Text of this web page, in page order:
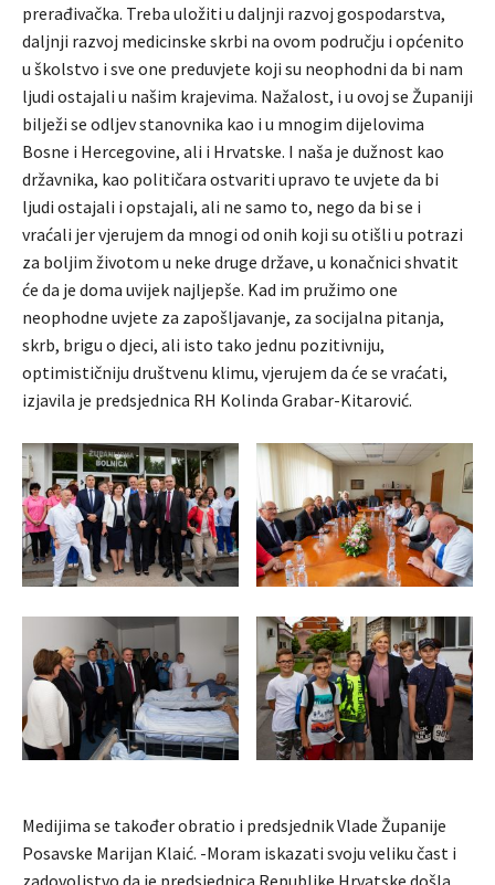
prerađivačka. Treba uložiti u daljnji razvoj gospodarstva,
daljnji razvoj medicinske skrbi na ovom području i općenito
u školstvo i sve one preduvjete koji su neophodni da bi nam
ljudi ostajali u našim krajevima. Nažalost, i u ovoj se Županiji
bilježi se odljev stanovnika kao i u mnogim dijelovima
Bosne i Hercegovine, ali i Hrvatske. I naša je dužnost kao
državnika, kao političara ostvariti upravo te uvjete da bi
ljudi ostajali i opstajali, ali ne samo to, nego da bi se i
vraćali jer vjerujem da mnogi od onih koji su otišli u potrazi
za boljim životom u neke druge države, u konačnici shvatit
će da je doma uvijek najljepše. Kad im pružimo one
neophodne uvjete za zapošljavanje, za socijalna pitanja,
skrb, brigu o djeci, ali isto tako jednu pozitivniju,
optimističniju društvenu klimu, vjerujem da će se vraćati,
izjavila je predsjednica RH Kolinda Grabar-Kitarović.
Medijima se također obratio i predsjednik Vlade Županije
Posavske Marijan Klaić. -Moram iskazati svoju veliku čast i
zadovoljstvo da je predsjednica Republike Hrvatske došla